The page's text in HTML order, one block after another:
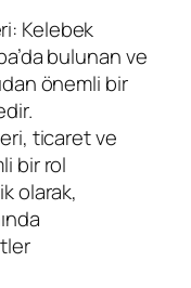
Kelebek
bulunan ve
önemli bir
ticaret ve
bir rol
olarak,